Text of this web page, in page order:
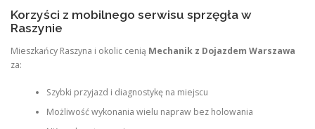
Korzyści z mobilnego serwisu sprzęgła w
Raszynie
Mieszkańcy Raszyna i okolic cenią Mechanik z Dojazdem Warszawa
za:
Szybki przyjazd i diagnostykę na miejscu
Możliwość wykonania wielu napraw bez holowania